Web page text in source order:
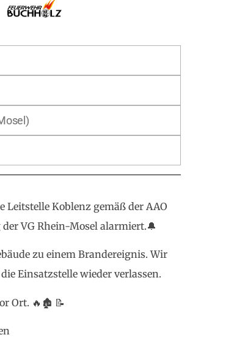
Koblenz gemäß der AAO
VG Rhein-Mosel alarmiert.🔔
zu einem Brandereignis. Wir
Einsatzstelle wieder verlassen.
Ort. 🔥🏚 📝